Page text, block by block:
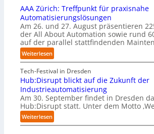
n
t
i
e
r
u
n
g
a
n
“
e
k
t
i
o
n
m
i
t
n
a
t
i
v
e
u
f
t
S
t
e
f
n
S
c
h
w
a
b
t
e
r
n
e
h
m
w
o
l
l
e
n
AAA Zürich: Treffpunkt für praxisnahe
Automatisierungslösungen
Am 26. und 27. August präsentieren
der All About Automation sowie rund
auf der parallel stattfindenden
Weiterlesen:
A
A
A
Z
ü
r
i
c
Tech-Festival in Dresden
Hub:Disrupt blickt auf die Zukunft der
Industrieautomatisierung
Am 30. September findet in Dresden
Hub:Disrupt statt. Unter dem Motto
Weiterlesen:
H